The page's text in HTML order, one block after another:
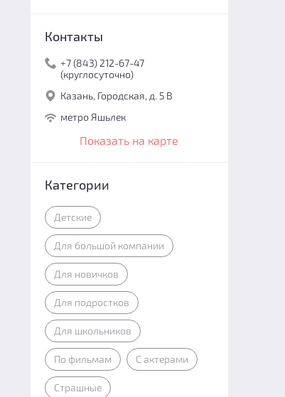
Контакты
+7 (843) 212-67-47
(круглосуточно)
Казань, Городская, д. 5 В
метро Яшьлек
Показать на карте
Категории
Детские
Для большой компании
Для новичков
Для подростков
Для школьников
По фильмам С актерами
Страшные